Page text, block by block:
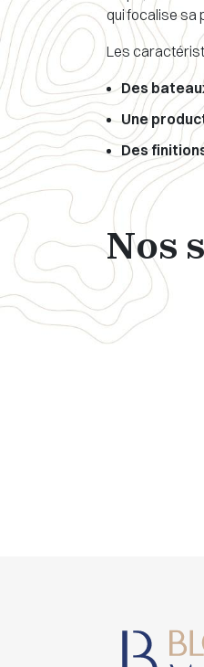
qui focalise sa
Les
Des
Une
Des
Nos